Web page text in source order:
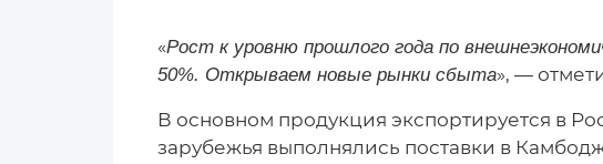
«Рост к уровню прошлого года по
50%. Открываем новые рынки сбыта», —
В основном продукция экспортируется в
зарубежья выполнялись поставки в